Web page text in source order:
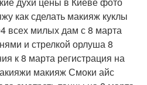
как сделать макияж куклы
всех милых дам с 8 марта
и стрелкой орлуша 8
к 8 марта регистрация на
макияж Смоки айс